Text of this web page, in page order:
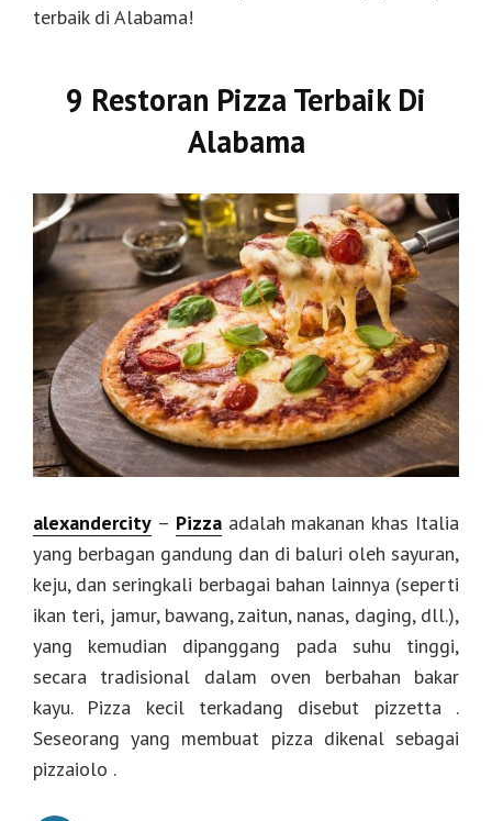
terbaik di Alabama!
9 Restoran Pizza Terbaik Di
Alabama
alexandercity – Pizza adalah makanan khas Italia
yang berbagan gandung dan di baluri oleh sayuran,
keju, dan seringkali berbagai bahan lainnya (seperti
ikan teri, jamur, bawang, zaitun, nanas, daging, dll.),
yang kemudian dipanggang pada suhu tinggi,
secara tradisional dalam oven berbahan bakar
kayu. Pizza kecil terkadang disebut pizzetta .
Seseorang yang membuat pizza dikenal sebagai
pizzaiolo .